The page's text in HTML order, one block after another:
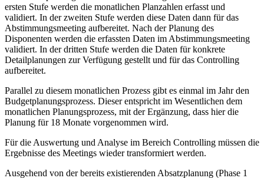
ersten Stufe werden die monatlichen Planzahlen erfasst und
validiert. In der zweiten Stufe werden diese Daten dann für das
Abstimmungsmeeting aufbereitet. Nach der Planung des
Disponenten werden die erfassten Daten im Abstimmungsmeeting
validiert. In der dritten Stufe werden die Daten für konkrete
Detailplanungen zur Verfügung gestellt und für das Controlling
aufbereitet.
Parallel zu diesem monatlichen Prozess gibt es einmal im Jahr den
Budgetplanungsprozess. Dieser entspricht im Wesentlichen dem
monatlichen Planungsprozess, mit der Ergänzung, dass hier die
Planung für 18 Monate vorgenommen wird.
Für die Auswertung und Analyse im Bereich Controlling müssen die
Ergebnisse des Meetings wieder transformiert werden.
Ausgehend von der bereits existierenden Absatzplanung (Phase 1